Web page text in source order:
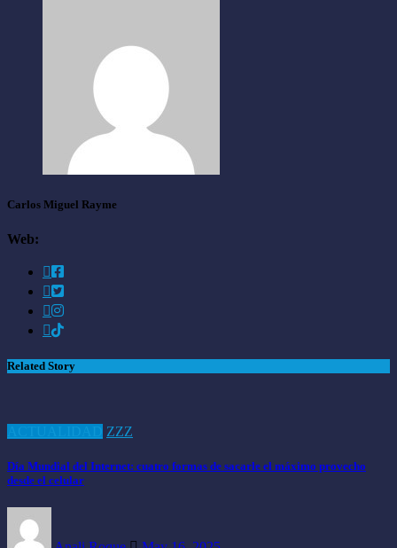
Carlos Miguel Rayme
Web:
Related Story
ZZZ
Día Mundial del Internet: cuatro formas de sacarle el máximo provecho
desde el celular